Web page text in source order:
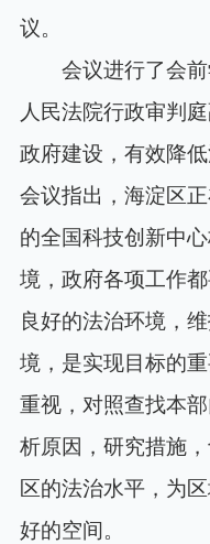
议。
会议进行了会前
人民法院行政审判
政府建设，有效降低
会议指出，海淀区
的全国科技创新中
境，政府各项工作
良好的法治环境，
境，是实现目标的
重视，对照查找本
析原因，研究措施
区的法治水平，为
好的空间。